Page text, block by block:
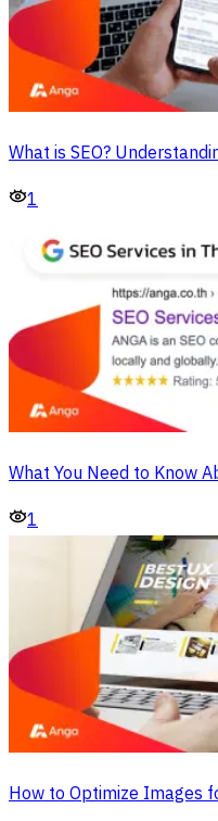
What is SEO?
1
What You Need to Know
1
How to Optimize Images